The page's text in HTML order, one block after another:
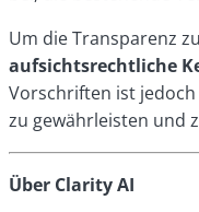
Um die Transparenz
aufsichtsrechtliche
Vorschriften ist
zu gewährleisten und
Über Clarity AI